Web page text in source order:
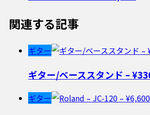
関連する記事
ギター
ギター/ベーススタンド –
ギター